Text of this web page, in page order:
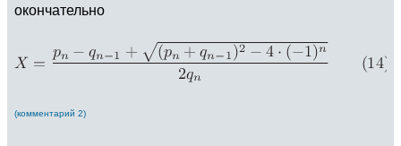
окончательно
(комментарий 2)